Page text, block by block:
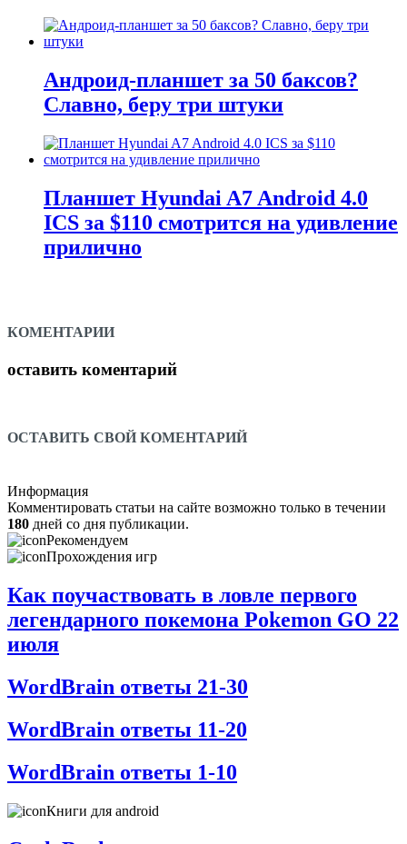
Андроид-планшет за 50 баксов?
Славно, беру три штуки
Планшет Hyundai A7 Android 4.0
ICS за $110 смотрится на удивление
прилично
КОМЕНТАРИИ
оставить коментарий
ОСТАВИТЬ СВОЙ КОМЕНТАРИЙ
Информация
Комментировать статьи на сайте возможно только в течении
180 дней со дня публикации.
Рекомендуем
Прохождения игр
Как поучаствовать в ловле первого
легендарного покемона Pokemon GO 22
июля
WordBrain ответы 21-30
WordBrain ответы 11-20
WordBrain ответы 1-10
Книги для android